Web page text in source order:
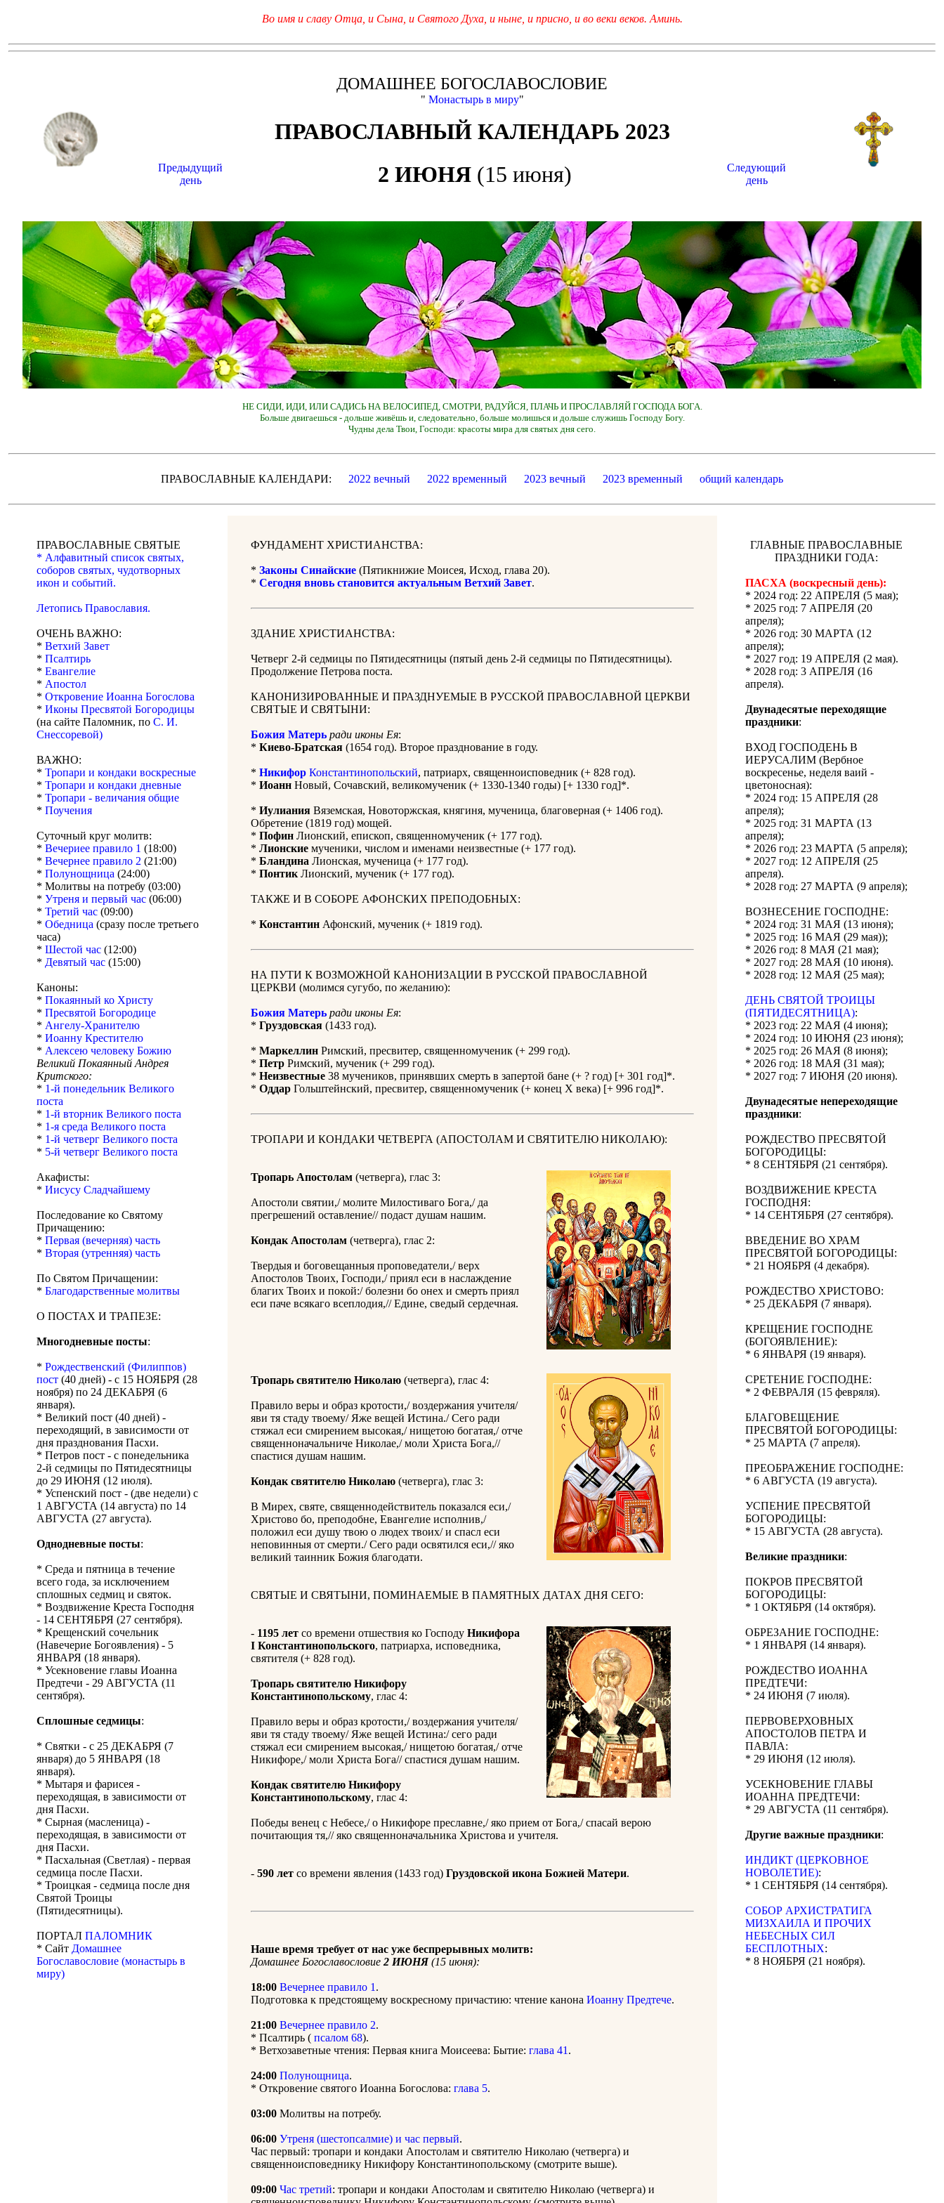
Во имя и славу Отца, и Сына, и Святого Духа, и ныне, и присно, и во веки веков. Аминь.
ДОМАШНЕЕ БОГОСЛАВОСЛОВИЕ
" Монастырь в миру"
ПРАВОСЛАВНЫЙ КАЛЕНДАРЬ 2023
Предыдущий
день
2 ИЮНЯ (15 июня)
Следующий
день
НЕ СИДИ, ИДИ, ИЛИ САДИСЬ НА ВЕЛОСИПЕД, СМОТРИ, РАДУЙСЯ, ПЛАЧЬ И ПРОСЛАВЛЯЙ ГОСПОДА БОГА.
Больше двигаешься - дольше живёшь и, следовательно, больше молишься и дольше служишь Господу Богу.
Чудны дела Твои, Господи: красоты мира для святых дня сего.
ПРАВОСЛАВНЫЕ КАЛЕНДАРИ: 2022 вечный 2022 временный 2023 вечный 2023 временный общий календарь
ПРАВОСЛАВНЫЕ СВЯТЫЕ
* Алфавитный список святых,
соборов святых, чудотворных
икон и событий.
Летопись Православия.
ОЧЕНЬ ВАЖНО:
* Ветхий Завет
* Псалтирь
* Евангелие
* Апостол
* Откровение Иоанна Богослова
* Иконы Пресвятой Богородицы
(на сайте Паломник, по С. И.
Снессоревой)
ВАЖНО:
* Тропари и кондаки воскресные
* Тропари и кондаки дневные
* Тропари - величания общие
* Поучения
Суточный круг молитв:
* Вечериее правило 1 (18:00)
* Вечернее правило 2 (21:00)
* Полунощница (24:00)
* Молитвы на потребу (03:00)
* Утреня и первый час (06:00)
* Третий час (09:00)
* Обедница (сразу после третьего
часа)
* Шестой час (12:00)
* Девятый час (15:00)
Каноны:
* Покаянный ко Христу
* Пресвятой Богородице
* Ангелу-Хранителю
* Иоанну Крестителю
* Алексею человеку Божию
Великий Покаянный Андрея
Критского:
* 1-й понедельник Великого
поста
* 1-й вторник Великого поста
* 1-я среда Великого поста
* 1-й четверг Великого поста
* 5-й четверг Великого поста
Акафисты:
* Иисусу Сладчайшему
Последование ко Святому
Причащению:
* Первая (вечерняя) часть
* Вторая (утренняя) часть
По Святом Причащении:
* Благодарственные молитвы
О ПОСТАХ И ТРАПЕЗЕ:
Многодневные посты:
* Рождественский (Филиппов)
пост (40 дней) - с 15 НОЯБРЯ (28
ноября) по 24 ДЕКАБРЯ (6
января).
* Великий пост (40 дней) -
переходящий, в зависимости от
дня празднования Пасхи.
* Петров пост - с понедельника
2-й седмицы по Пятидесятницы
до 29 ИЮНЯ (12 июля).
* Успенский пост - (две недели) с
1 АВГУСТА (14 августа) по 14
АВГУСТА (27 августа).
Однодневные посты:
* Среда и пятница в течение
всего года, за исключением
сплошных седмиц и святок.
* Воздвижение Креста Господня
- 14 СЕНТЯБРЯ (27 сентября).
* Крещенский сочельник
(Навечерие Богоявления) - 5
ЯНВАРЯ (18 января).
* Усекновение главы Иоанна
Предтечи - 29 АВГУСТА (11
сентября).
Сплошные седмицы:
* Святки - с 25 ДЕКАБРЯ (7
января) до 5 ЯНВАРЯ (18
января).
* Мытаря и фарисея -
переходящая, в зависимости от
дня Пасхи.
* Сырная (масленица) -
переходящая, в зависимости от
дня Пасхи.
* Пасхальная (Светлая) - первая
седмица после Пасхи.
* Троицкая - седмица после дня
Святой Троицы
(Пятидесятницы).
ПОРТАЛ ПАЛОМНИК
* Сайт Домашнее
Богославословие (монастырь в
миру)
ФУНДАМЕНТ ХРИСТИАНСТВА:
* Законы Синайские (Пятикнижие Моисея, Исход, глава 20).
* Сегодня вновь становится актуальным Ветхий Завет.
ЗДАНИЕ ХРИСТИАНСТВА:
Четверг 2-й седмицы по Пятидесятницы (пятый день 2-й седмицы по Пятидесятницы).
Продолжение Петрова поста.
КАНОНИЗИРОВАННЫЕ И ПРАЗДНУЕМЫЕ В РУССКОЙ ПРАВОСЛАВНОЙ ЦЕРКВИ
СВЯТЫЕ И СВЯТЫНИ:
Божия Матерь ради иконы Ея:
* Киево-Братская (1654 год). Второе празднование в году.
* Никифор Константинопольский, патриарх, священноисповедник (+ 828 год).
* Иоанн Новый, Сочавский, великомученик (+ 1330-1340 годы) [+ 1330 год]*.
* Иулиания Вяземская, Новоторжская, княгиня, мученица, благоверная (+ 1406 год).
Обретение (1819 год) мощей.
* Пофин Лионский, епископ, священномученик (+ 177 год).
* Лионские мученики, числом и именами неизвестные (+ 177 год).
* Бландина Лионская, мученица (+ 177 год).
* Понтик Лионский, мученик (+ 177 год).
ТАКЖЕ И В СОБОРЕ АФОНСКИХ ПРЕПОДОБНЫХ:
* Константин Афонский, мученик (+ 1819 год).
НА ПУТИ К ВОЗМОЖНОЙ КАНОНИЗАЦИИ В РУССКОЙ ПРАВОСЛАВНОЙ
ЦЕРКВИ (молимся сугубо, по желанию):
Божия Матерь ради иконы Ея:
* Груздовская (1433 год).
* Маркеллин Римский, пресвитер, священномученик (+ 299 год).
* Петр Римский, мученик (+ 299 год).
* Неизвестные 38 мучеников, принявших смерть в запертой бане (+ ? год) [+ 301 год]*.
* Оддар Гольштейнский, пресвитер, священномученик (+ конец X века) [+ 996 год]*.
ТРОПАРИ И КОНДАКИ ЧЕТВЕРГА (АПОСТОЛАМ И СВЯТИТЕЛЮ НИКОЛАЮ):
Тропарь Апостолам (четверга), глас 3:
Апостоли святии,/ молите Милостиваго Бога,/ да
прегрешений оставление// подаст душам нашим.
Кондак Апостолам (четверга), глас 2:
Твердыя и боговещанныя проповедатели,/ верх
Апостолов Твоих, Господи,/ приял еси в наслаждение
благих Твоих и покой:/ болезни бо онех и смерть приял
еси паче всякаго всеплодия,// Едине, сведый сердечная.
Тропарь святителю Николаю (четверга), глас 4:
Правило веры и образ кротости,/ воздержания учителя/
яви тя стаду твоему/ Яже вещей Истина./ Сего ради
стяжал еси смирением высокая,/ нищетою богатая,/ отче
священноначальниче Николае,/ моли Христа Бога,//
спастися душам нашим.
Кондак святителю Николаю (четверга), глас 3:
В Мирех, святе, священнодействитель показался еси,/
Христово бо, преподобне, Евангелие исполнив,/
положил еси душу твою о людех твоих/ и спасл еси
неповинныя от смерти./ Сего ради освятился еси,// яко
великий таинник Божия благодати.
СВЯТЫЕ И СВЯТЫНИ, ПОМИНАЕМЫЕ В ПАМЯТНЫХ ДАТАХ ДНЯ СЕГО:
- 1195 лет со времени отшествия ко Господу Никифора
I Константинопольского, патриарха, исповедника,
святителя (+ 828 год).
Тропарь святителю Никифору
Константинопольскому, глас 4:
Правило веры и образ кротости,/ воздержания учителя/
яви тя стаду твоему/ Яже вещей Истина:/ сего ради
стяжал еси смирением высокая,/ нищетою богатая,/ отче
Никифоре,/ моли Христа Бога// спастися душам нашим.
Кондак святителю Никифору
Константинопольскому, глас 4:
Победы венец с Небесе,/ о Никифоре преславне,/ яко прием от Бога,/ спасай верою
почитающия тя,// яко священноначальника Христова и учителя.
- 590 лет со времени явления (1433 год) Груздовской икона Божией Матери.
Наше время требует от нас уже беспрерывных молитв:
Домашнее Богославословие 2 ИЮНЯ(15 июня):
18:00 Вечернее правило 1 .
Подготовка к предстоящему воскресному причастию: чтение канона Иоанну Предтече.
21:00 Вечернее правило 2.
* Псалтирь ( псалом 68).
* Ветхозаветные чтения: Первая книга Моисеева: Бытие: глава 41 .
24:00 Полунощница.
* Откровение святого Иоанна Богослова: глава 5.
03:00 Молитвы на потребу.
06:00 Утреня (шестопсалмие) и час первый.
Час первый: тропари и кондаки Апостолам и святителю Николаю (четверга) и
священноисповеднику Никифору Константинопольскому (смотрите выше).
09:00 Час третий: тропари и кондаки Апостолам и святителю Николаю (четверга) и
ГЛАВНЫЕ ПРАВОСЛАВНЫЕ
ПРАЗДНИКИ ГОДА:
ПАСХА (воскресный день):
* 2024 год: 22 АПРЕЛЯ (5 мая);
* 2025 год: 7 АПРЕЛЯ (20
апреля);
* 2026 год: 30 МАРТА (12
апреля);
* 2027 год: 19 АПРЕЛЯ (2 мая).
* 2028 год: 3 АПРЕЛЯ (16
апреля).
Двунадесятые переходящие
праздники:
ВХОД ГОСПОДЕНЬ В
ИЕРУСАЛИМ (Вербное
воскресенье, неделя ваий -
цветоносная):
* 2024 год: 15 АПРЕЛЯ (28
апреля);
* 2025 год: 31 МАРТА (13
апреля);
* 2026 год: 23 МАРТА (5 апреля);
* 2027 год: 12 АПРЕЛЯ (25
апреля).
* 2028 год: 27 МАРТА (9 апреля);
ВОЗНЕСЕНИЕ ГОСПОДНЕ:
* 2024 год: 31 МАЯ (13 июня);
* 2025 год: 16 МАЯ (29 мая));
* 2026 год: 8 МАЯ (21 мая);
* 2027 год: 28 МАЯ (10 июня).
* 2028 год: 12 МАЯ (25 мая);
ДЕНЬ СВЯТОЙ ТРОИЦЫ
(ПЯТИДЕСЯТНИЦА):
* 2023 год: 22 МАЯ (4 июня);
* 2024 год: 10 ИЮНЯ (23 июня);
* 2025 год: 26 МАЯ (8 июня);
* 2026 год: 18 МАЯ (31 мая);
* 2027 год: 7 ИЮНЯ (20 июня).
Двунадесятые непереходящие
праздники:
РОЖДЕСТВО ПРЕСВЯТОЙ
БОГОРОДИЦЫ:
* 8 СЕНТЯБРЯ (21 сентября).
ВОЗДВИЖЕНИЕ КРЕСТА
ГОСПОДНЯ:
* 14 СЕНТЯБРЯ (27 сентября).
ВВЕДЕНИЕ ВО ХРАМ
ПРЕСВЯТОЙ БОГОРОДИЦЫ:
* 21 НОЯБРЯ (4 декабря).
РОЖДЕСТВО ХРИСТОВО:
* 25 ДЕКАБРЯ (7 января).
КРЕЩЕНИЕ ГОСПОДНЕ
(БОГОЯВЛЕНИЕ):
* 6 ЯНВАРЯ (19 января).
СРЕТЕНИЕ ГОСПОДНЕ:
* 2 ФЕВРАЛЯ (15 февряля).
БЛАГОВЕЩЕНИЕ
ПРЕСВЯТОЙ БОГОРОДИЦЫ:
* 25 МАРТА (7 апреля).
ПРЕОБРАЖЕНИЕ ГОСПОДНЕ:
* 6 АВГУСТА (19 августа).
УСПЕНИЕ ПРЕСВЯТОЙ
БОГОРОДИЦЫ:
* 15 АВГУСТА (28 августа).
Великие праздники:
ПОКРОВ ПРЕСВЯТОЙ
БОГОРОДИЦЫ:
* 1 ОКТЯБРЯ (14 октября).
ОБРЕЗАНИЕ ГОСПОДНЕ:
* 1 ЯНВАРЯ (14 января).
РОЖДЕСТВО ИОАННА
ПРЕДТЕЧИ:
* 24 ИЮНЯ (7 июля).
ПЕРВОВЕРХОВНЫХ
АПОСТОЛОВ ПЕТРА И
ПАВЛА:
* 29 ИЮНЯ (12 июля).
УСЕКНОВЕНИЕ ГЛАВЫ
ИОАННА ПРЕДТЕЧИ:
* 29 АВГУСТА (11 сентября).
Другие важные праздники:
ИНДИКТ (ЦЕРКОВНОЕ
НОВОЛЕТИЕ):
* 1 СЕНТЯБРЯ (14 сентября).
CОБОР АРХИСТРАТИГА
МИЗХАИЛА И ПРОЧИХ
НЕБЕСНЫХ СИЛ
БЕСПЛОТНЫХ:
* 8 НОЯБРЯ (21 ноября).